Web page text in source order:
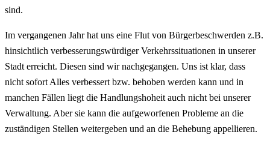
sind.
Im vergangenen Jahr hat uns eine Flut von Bürgerbeschwerden z.B.
hinsichtlich verbesserungswürdiger Verkehrssituationen in unserer
Stadt erreicht. Diesen sind wir nachgegangen. Uns ist klar, dass
nicht sofort Alles verbessert bzw. behoben werden kann und in
manchen Fällen liegt die Handlungshoheit auch nicht bei unserer
Verwaltung. Aber sie kann die aufgeworfenen Probleme an die
zuständigen Stellen weitergeben und an die Behebung appellieren.